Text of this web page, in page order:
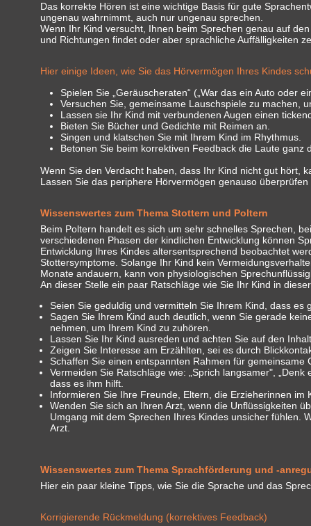
Das korrekte Hören ist eine wichtige Basis für gute
ungenau wahrnimmt, auch nur ungenau sprechen.
Wenn Ihr Kind versucht, Ihnen beim Sprechen genau auf
und Richtungen findet oder aber sprachliche Auffälligkeiten
Hier einige Ideen, wie Sie das Hörvermögen Ihres Kindes
Spielen Sie „Geräuscheraten“ („War das ein Auto oder
Versuchen Sie, gemeinsame Lauschspiele zu machen,
Lassen sie Ihr Kind mit verbundenen Augen einen
Bieten Sie Bücher und Gedichte mit Reimen an.
Singen und klatschen Sie mit Ihrem Kind im Rhythmus.
Betonen Sie beim korrektiven Feedback die Laute ganz
Wenn Sie den Verdacht haben, dass Ihr Kind nicht gut hört,
Lassen Sie das periphere Hörvermögen genauso
Wissenswertes zum Thema Stottern und Poltern
Beim Poltern handelt es sich um sehr schnelles Sprechen,
verschiedenen Phasen der kindlichen Entwicklung können
Entwicklung Ihres Kindes altersentsprechend beobachtet
Stottersymptome. Solange Ihr Kind kein
Monate andauern, kann von physiologischen
An dieser Stelle ein paar Ratschläge wie Sie Ihr Kind in
Seien Sie geduldig und vermitteln Sie Ihrem Kind, dass es
Sagen Sie Ihrem Kind auch deutlich, wenn Sie gerade
nehmen, um Ihrem Kind zu zuhören.
Lassen Sie Ihr Kind ausreden und achten Sie auf den
Zeigen Sie Interesse am Erzählten, sei es durch
Schaffen Sie einen entspannten Rahmen für gemeinsame
Vermeiden Sie Ratschläge wie: „Sprich langsamer",
dass es ihm hilft.
Informieren Sie Ihre Freunde, Eltern, die Erzieherinnen
Wenden Sie sich an Ihren Arzt, wenn die Unflüssigkeiten
Umgang mit dem Sprechen Ihres Kindes unsicher fühlen.
Arzt.
Wissenswertes zum Thema Sprachförderung und -
Hier ein paar kleine Tipps, wie Sie die Sprache und das
Korrigierende Rückmeldung (korrektives Feedback)